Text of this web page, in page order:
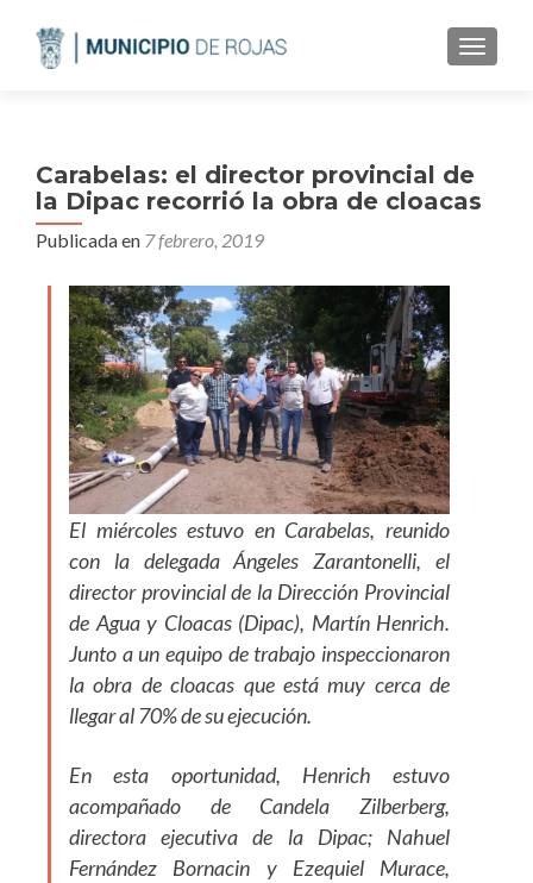
Carabelas: el director provincial de
la Dipac recorrió la obra de cloacas
Publicada en 7 febrero, 2019
El miércoles estuvo en Carabelas, reunido
con la delegada Ángeles Zarantonelli, el
director provincial de la Dirección Provincial
de Agua y Cloacas (Dipac), Martín Henrich.
Junto a un equipo de trabajo inspeccionaron
la obra de cloacas que está muy cerca de
llegar al 70% de su ejecución.
En esta oportunidad, Henrich estuvo
acompañado de Candela Zilberberg,
directora ejecutiva de la Dipac; Nahuel
Fernández Bornacin y Ezequiel Murace,